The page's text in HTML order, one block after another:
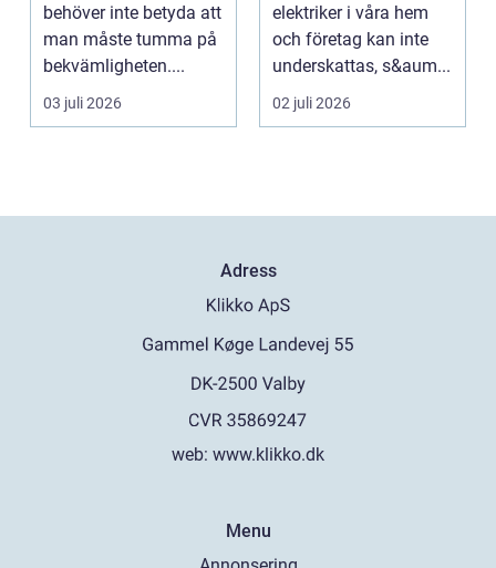
behöver inte betyda att
man måste tumma på
bekvämligheten....
03 juli 2026
elektriker i våra hem
och företag kan inte
underskattas, s&aum...
02 juli 2026
Adress
web: www.klikko.dk
Menu